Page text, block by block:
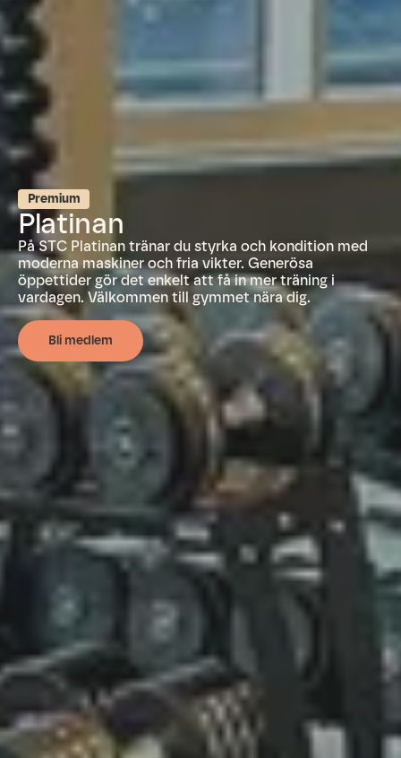
Premium
Platinan
På STC Platinan tränar du styrka och kondition med
moderna maskiner och fria vikter. Generösa
öppettider gör det enkelt att få in mer träning i
vardagen. Välkommen till gymmet nära dig.
Bli medlem